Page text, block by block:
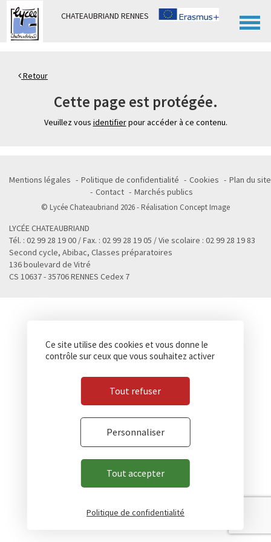
CHATEAUBRIAND RENNES
Retour
Cette page est protégée.
Veuillez vous identifierpour accéder à ce contenu.
Mentions légales Politique de confidentialité Cookies
Plan du site
Contact
Marchés publics
© Lycée Chateaubriand 2026 - Réalisation Concept Image
LYCÉE CHATEAUBRIAND
Tél. : 02 99 28 19 00 / Fax. : 02 99 28 19 05 / Vie scolaire : 02 99 28 19 83
Second cycle, Abibac, Classes préparatoires
136 boulevard de Vitré
CS 10637 - 35706 RENNES Cedex 7
Panneau de gestion des cookies
Ce site utilise des cookies et vous donne le
contrôle sur ceux que vous souhaitez activer
Tout accepter
Tout refuser
Personnaliser
Politique de confidentialité